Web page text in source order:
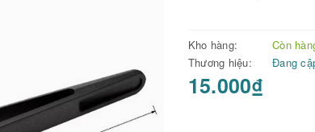
Kho hàng:
Còn
Thương hiệu:
Đang
15.000₫